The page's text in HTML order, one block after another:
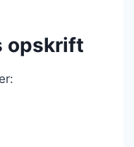
opskrift